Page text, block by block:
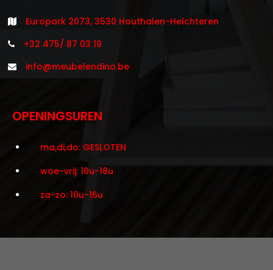
Europark 2073, 3530 Houthalen-Helchteren
+32 475/ 87 03 19
info@meubelendino.be
OPENINGSUREN
ma,di,do: GESLOTEN
woe-vrij: 10u-18u
za-zo: 10u-16u